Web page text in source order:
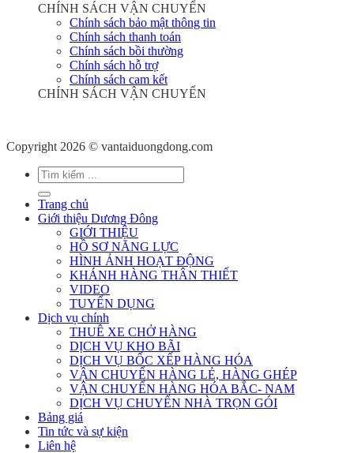
CHÍNH SÁCH VẬN CHUYỂN
Chính sách bảo mật thông tin
Chính sách thanh toán
Chính sách bồi thường
Chính sách hỗ trợ
Chính sách cam kết
CHÍNH SÁCH VẬN CHUYỂN
Copyright 2026 © vantaiduongdong.com
Trang chủ
Giới thiệu Dương Đông
GIỚI THIỆU
HỒ SƠ NĂNG LỰC
HÌNH ẢNH HOẠT ĐỘNG
KHÁNH HÀNG THÂN THIẾT
VIDEO
TUYỂN DỤNG
Dịch vụ chính
THUÊ XE CHỞ HÀNG
DỊCH VỤ KHO BÃI
DỊCH VỤ BỐC XẾP HÀNG HÓA
VẬN CHUYỂN HÀNG LẺ, HÀNG GHÉP
VẬN CHUYỂN HÀNG HÓA BẮC- NAM
DỊCH VỤ CHUYỂN NHÀ TRỌN GÓI
Bảng giá
Tin tức và sự kiện
Liên hệ